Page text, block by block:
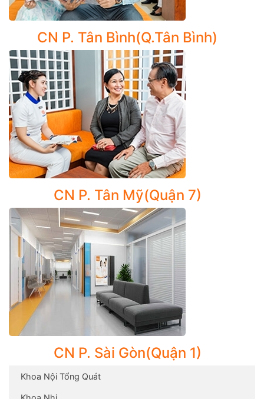
giai đoạn sớm, CarePlus Cancer Center thiết kế các
Tầm soát ung thư thường gặp ở phụ nữ
Tầm soát ung thư dạ dày
Tầm soát ung thư cổ tử cung
Tầm soát ung thư vòm họng
Tầm soát ung thư phổi
Tầm soát ung thư vú
Tầm soát ung thư tuyến giáp
Tầm soát ung thư toàn diện
Đối với những bệnh nhân có kết quả xét nghiệm bất
thường sau một lần khám tầm soát định kỳ hoặc được
xác nhận của bác sĩ từ một bệnh viện khác, một trong
những bước đầu tiên chúng tôi làm là xác định liệu
bệnh nhân có thật sự bị ung thư không và nếu có thì
mức độ lan rộng như thế nào.
Trong lần khám đầu tiên, dựa vào bệnh sử và lối sống
của bệnh nhân, chúng tôi sẽ chỉ định những xét nghiệm
phù hợp với từng cá nhân. Những xét nghiệm cần thực
hiện có thể bao gồm mẫu dịch cơ thể, các kiểm tra
bằng hình ảnh (thiết bị siêu âm thế hệ mới, máy chụp
nhũ ảnh…), nội soi và lấy mẫu mô (sinh thiết), …
Ngoài ra, CarePlus Center Center cũng thực hiện Tiểu
phẫu: sinh thiết u nghi ngờ/ u mỡ/ u bã, tiểu phẩu u
CN P. Tân Bình(Q.Tân Bình)
CN P. Tân Mỹ(Quận 7)
CN P. Sài Gòn(Quận 1)
Khoa Nội Tổng Quát